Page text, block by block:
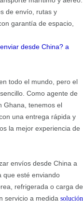
de envío, rutas y
garantía de espacio,
desde China? a
todo el mundo, pero el
Como agente de
Ghana, tenemos el
una entrega rápida y
la mejor experiencia de
envíos desde China a
que esté enviando
refrigerada o carga de
servicio a medida solución